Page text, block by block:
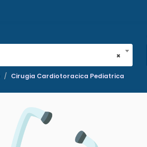
×
Cirugia Cardiotoracica Pediatrica